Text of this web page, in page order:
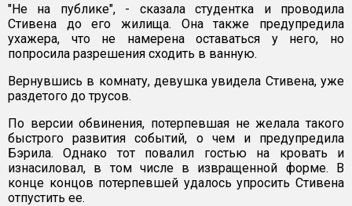
"Не на публике", - сказала студентка и проводила
Стивена до его жилища. Она также предупредила
ухажера, что не намерена оставаться у него, но
попросила разрешения сходить в ванную.
Вернувшись в комнату, девушка увидела Стивена, уже
раздетого до трусов.
По версии обвинения, потерпевшая не желала такого
быстрого развития событий, о чем и предупредила
Бэрила. Однако тот повалил гостью на кровать и
изнасиловал, в том числе в извращенной форме. В
конце концов потерпевшей удалось упросить Стивена
отпустить ее.